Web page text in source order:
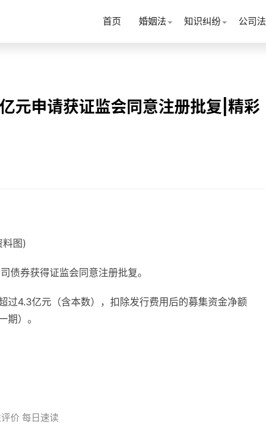
首页 婚姻法 知识纠纷 公司法
元申请获证监会同意注册批复|精彩
料图)
债券获得证监会同意注册批复。
过4.3亿元（含本数），扣除发行费用后的募集资金净额
）。
价 每日速读